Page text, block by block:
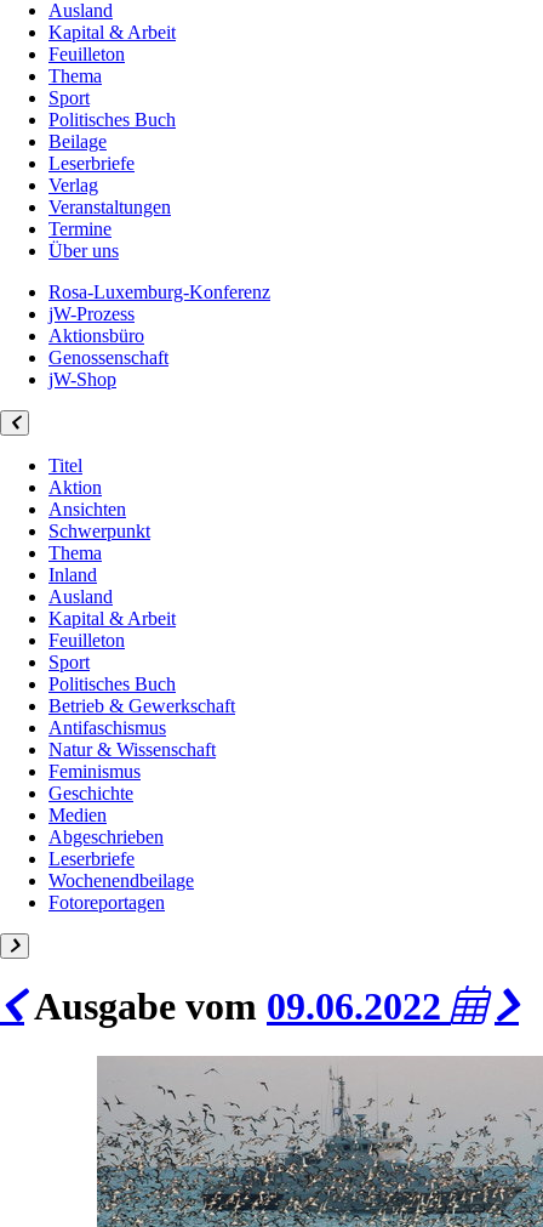
Ausland
Kapital & Arbeit
Feuilleton
Thema
Sport
Politisches Buch
Beilage
Leserbriefe
Verlag
Veranstaltungen
Termine
Über uns
Rosa-Luxemburg-Konferenz
jW-Prozess
Aktionsbüro
Genossenschaft
jW-Shop
Titel
Aktion
Ansichten
Schwerpunkt
Thema
Inland
Ausland
Kapital & Arbeit
Feuilleton
Sport
Politisches Buch
Betrieb & Gewerkschaft
Antifaschismus
Natur & Wissenschaft
Feminismus
Geschichte
Medien
Abgeschrieben
Leserbriefe
Wochenendbeilage
Fotoreportagen
Ausgabe vom 09.06.2022